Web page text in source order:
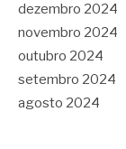
dezembro 2024
novembro 2024
outubro 2024
setembro 2024
agosto 2024